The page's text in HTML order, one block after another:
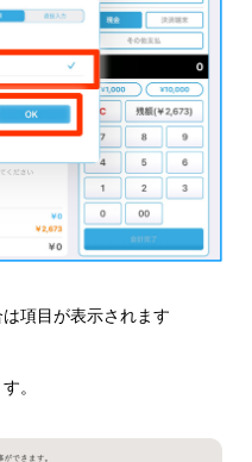
項目が表示されます
。